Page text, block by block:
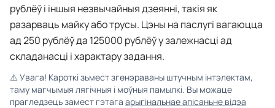
рублёў і іншыя незвычайныя дзеянні, такія як
разарваць майку або трусы. Цэны на паслугі вагаюцца
ад 250 рублёў да 125000 рублёў у залежнасці ад
складанасці і характару задання.
⚠️ Увага! Кароткі зьмест згенэраваны штучным інтэлектам,
таму магчымыя лягічныя і моўныя памылкі. Вы можаце
прагледзець замест гэтага арыгінальнае апісаньне відэа